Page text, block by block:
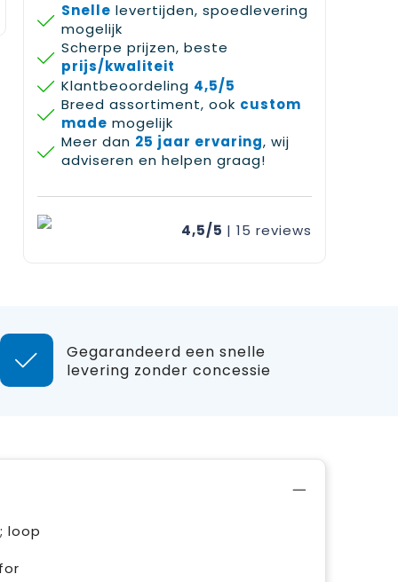
Snelle levertijden, spoedlevering
mogelijk
Scherpe prijzen, beste
prijs/kwaliteit
Klantbeoordeling 4,5/5
Breed assortiment, ook custom
made mogelijk
Meer dan 25 jaar ervaring, wij
adviseren en helpen graag!
4,5/5 | 15 reviews
Gegarandeerd een snelle
levering zonder concessie
loop